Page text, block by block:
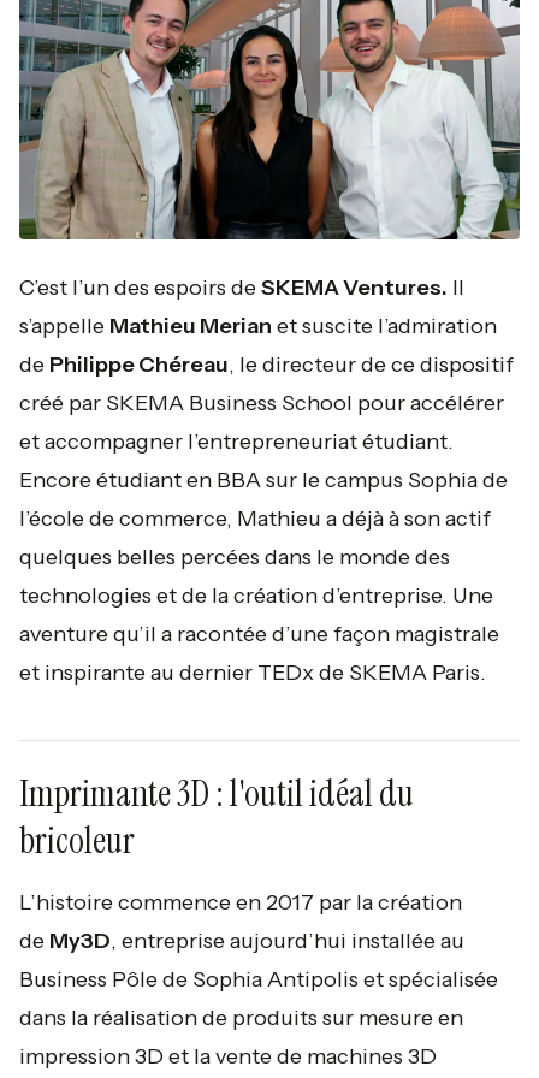
C’est l’un des espoirs deSKEMA Ventures. Il
s’appelle Mathieu Merian et suscite l’admiration
de Philippe Chéreau, le directeur de ce dispositif
créé par SKEMA Business School pour accélérer
et accompagner l’entrepreneuriat étudiant.
Encore étudiant en BBA sur le campus Sophia de
l’école de commerce, Mathieu a déjà à son actif
quelques belles percées dans le monde des
technologies et de la création d’entreprise. Une
aventure qu’il a racontée d’une façon magistrale
et inspirante au dernier TEDx de SKEMA Paris.
Imprimante 3D : l'outil idéal du
bricoleur
L’histoire commence en 2017 par la création
de My3D, entreprise aujourd’hui installée au
Business Pôle de Sophia Antipolis et spécialisée
dans la réalisation de produits sur mesure en
impression 3D et la vente de machines 3D